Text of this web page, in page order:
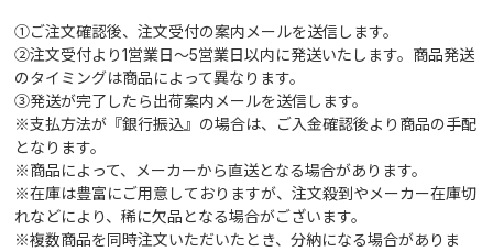
①ご注文確認後、注文受付の案内メールを送信します。
②注文受付より1営業日～5営業日以内に発送いたします。商品発送
のタイミングは商品によって異なります。
③発送が完了したら出荷案内メールを送信します。
※支払方法が『銀行振込』の場合は、ご入金確認後より商品の手配
となります。
※商品によって、メーカーから直送となる場合があります。
※在庫は豊富にご用意しておりますが、注文殺到やメーカー在庫切
れなどにより、稀に欠品となる場合がございます。
※複数商品を同時注文いただいたとき、分納になる場合がありま